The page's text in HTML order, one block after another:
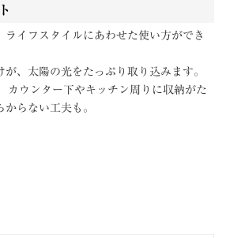
ライフスタイルにあわせた使い方ができ
、太陽の光をたっぷり取り込みます。
カウンター下やキッチン周りに収納がた
らない工夫も。